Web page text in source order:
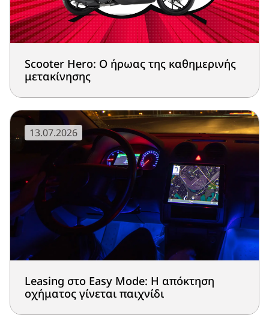
Scooter Hero: Ο ήρωας της καθημερινής
μετακίνησης
13.07.2026
Leasing στο Easy Mode: Η απόκτηση
οχήματος γίνεται παιχνίδι